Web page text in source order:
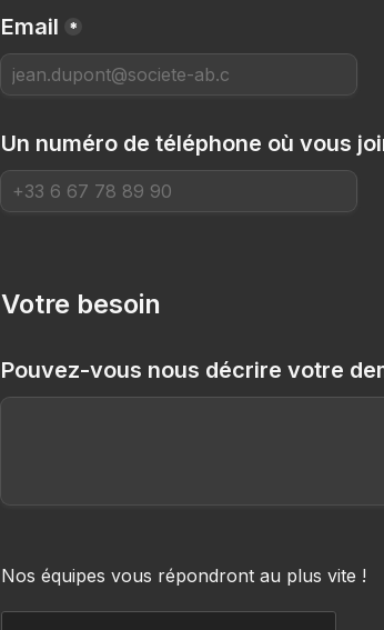
Email *
Un numéro de téléphone où vous
Votre besoin
Pouvez-vous nous décrire votre
Nos équipes vous répondront au plus vite !